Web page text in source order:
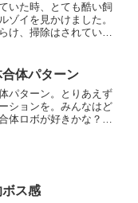
いた時、とても酷い飼
ゾイを見かけました。
け、掃除はされていま
助けてあげたい?埼玉県
です。...
体パターン
パターン。とりあえず
ションを。みんなはど
体ロボが好きかな？
ス感